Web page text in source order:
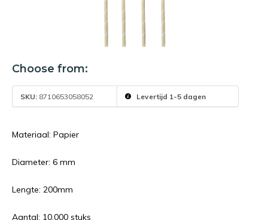
Choose from:
SKU: 8710653058052 Levertijd 1-5 dagen
Materiaal: Papier
Diameter: 6 mm
Lengte: 200mm
Aantal: 10.000 stuks